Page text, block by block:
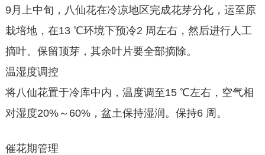
9月上中旬，八仙花在冷凉地区完成花芽分化，运至原
栽培地，在13 ℃环境下预冷2 周左右，然后进行人工
摘叶。保留顶芽，其余叶片要全部摘除。
温湿度调控
将八仙花置于冷库中内，温度调至15 ℃左右，空气相
对湿度20%～60%，盆土保持湿润。保持6 周。
催花期管理